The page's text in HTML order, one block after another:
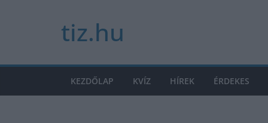
tiz.hu
KEZDŐLAP KVÍZ HÍREK ÉRDEKES